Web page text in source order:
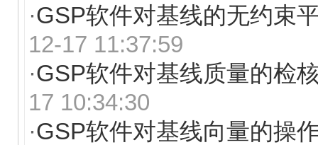
·GSP软件对基线的无约束
12-17 11:37:59
·GSP软件对基线质量的检
17 10:34:30
·GSP软件对基线向量的操